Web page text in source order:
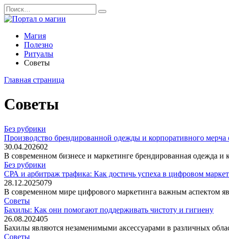
Перейти
к
содержанию
Search
for:
Магия
Полезно
Ритуалы
Советы
Главная страница
Советы
Без рубрики
Производство брендированной одежды и корпоративного
30.04.202602
В современном бизнесе и маркетинге брендированная
Без рубрики
СРА и арбитраж трафика: Как достичь успеха в цифровом
28.12.2025079
В современном мире цифрового маркетинга важным аспектом
Советы
Бахилы: Как они помогают поддерживать чистоту и гигиену
26.08.202405
Бахилы являются незаменимыми аксессуарами в различных
Советы